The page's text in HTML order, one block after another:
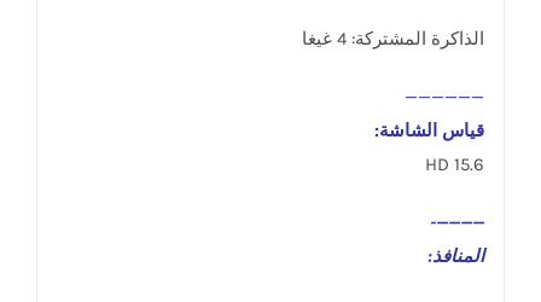
الذاكرة المشتركة: 4 غيغا
——————
قياس الشاشة:
15.6 HD
————-
المنافذ: